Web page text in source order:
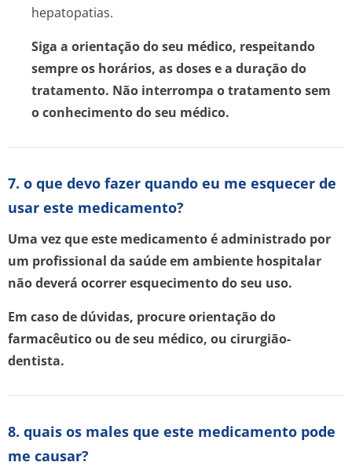
hepatopatias.
Siga a orientação do seu médico, respeitando
sempre os horários, as doses e a duração do
tratamento. Não interrompa o tratamento sem
o conhecimento do seu médico.
7. o que devo fazer quando eu me esquecer de
usar este medicamento?
Uma vez que este medicamento é administrado por
um profissional da saúde em ambiente hospitalar
não deverá ocorrer esquecimento do seu uso.
Em caso de dúvidas, procure orientação do
farmacêutico ou de seu médico, ou cirurgião-
dentista.
8. quais os males que este medicamento pode
me causar?